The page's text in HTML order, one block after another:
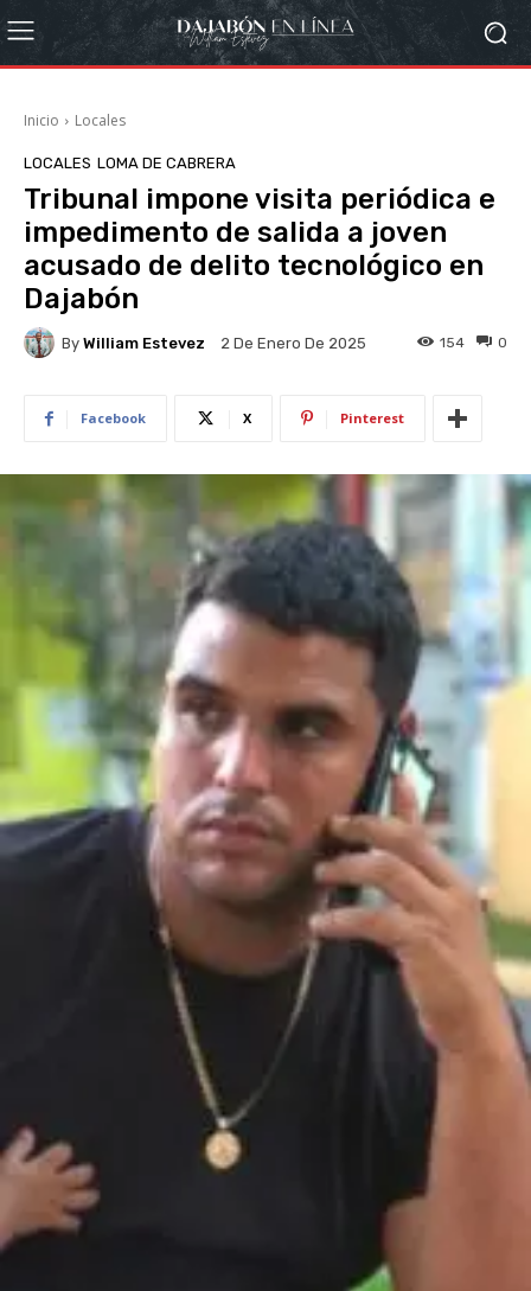
Inicio Locales
LOCALES LOMA DE CABRERA
Tribunal impone visita periódica e
impedimento de salida a joven
acusado de delito tecnológico en
Dajabón
By William Estevez 2 De Enero De 2025 0
154
Facebook X Pinterest